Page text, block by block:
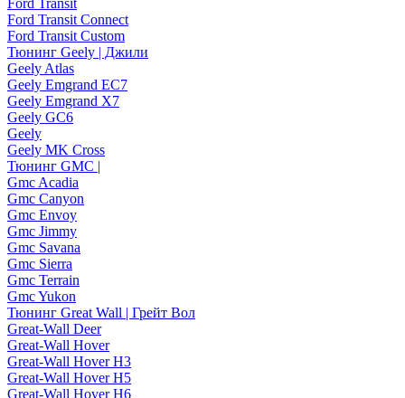
Ford Transit
Ford Transit Connect
Ford Transit Custom
Тюнинг Geely | Джили
Geely Atlas
Geely Emgrand EC7
Geely Emgrand X7
Geely GC6
Geely
Geely MK Cross
Тюнинг GMC |
Gmc Acadia
Gmc Canyon
Gmc Envoy
Gmc Jimmy
Gmc Savana
Gmc Sierra
Gmc Terrain
Gmc Yukon
Тюнинг Great Wall | Грейт Вол
Great-Wall Deer
Great-Wall Hover
Great-Wall Hover H3
Great-Wall Hover H5
Great-Wall Hover H6